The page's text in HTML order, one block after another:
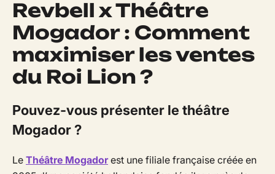
Revbell x Théâtre
Mogador : Comment
maximiser les ventes
du Roi Lion ?
Pouvez-vous présenter le théâtre
Mogador ?
Le Théâtre Mogadorest une filiale française créée en